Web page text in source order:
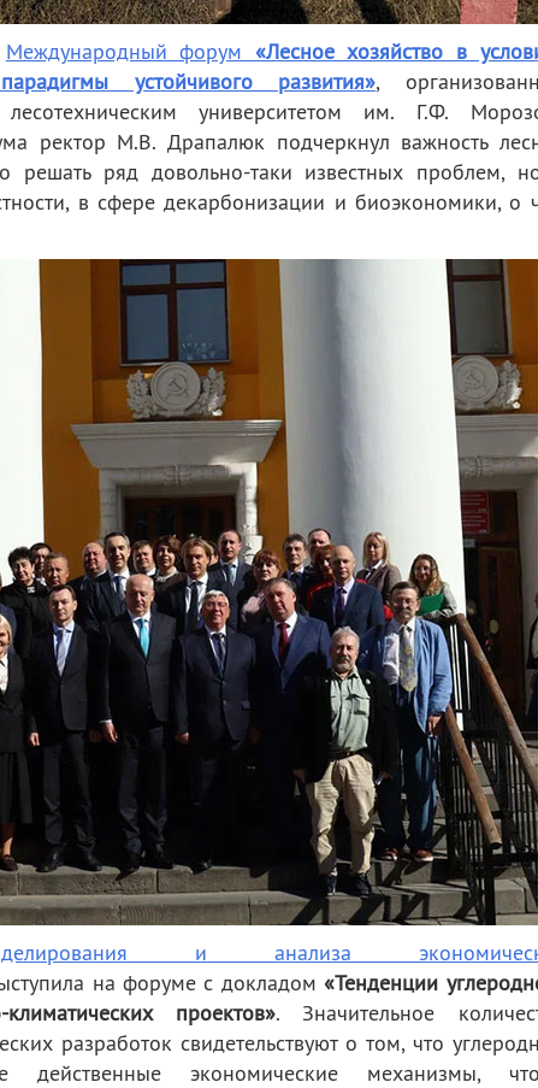
Международный форум «Лесное хозяйство в
устойчивого развития»,
университетом им. Г.Ф.
ректор М.В.Драпалюк подчеркнул важность
решать ряд довольно-таки известных проблем,
в сфере декарбонизации и биоэкономики, о
и анализа
на форуме с докладом«Тенденции
проектов». Значительное
разработок свидетельствуют о том, что
действенные экономические механизмы,